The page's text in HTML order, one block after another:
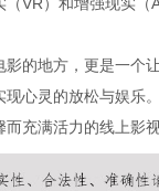
的地方，更是一个
现心灵的放松与娱乐
充满活力的线上影